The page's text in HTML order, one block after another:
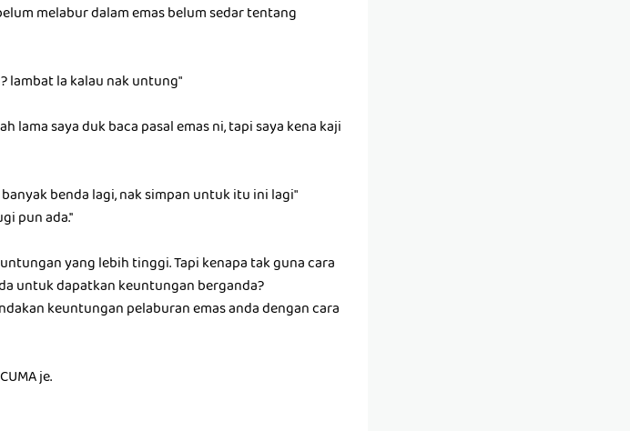
melabur dalam emas belum sedar tentang
lambat la kalau nak untung"
lama saya duk baca pasal emas ni, tapi saya kena kaji
benda lagi, nak simpan untuk itu ini lagi"
pun ada.''
yang lebih tinggi. Tapi kenapa tak guna cara
untuk dapatkan keuntungan berganda?
keuntungan pelaburan emas anda dengan cara
je.